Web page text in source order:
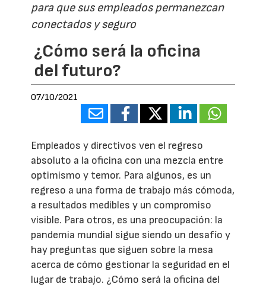
para que sus empleados permanezcan
conectados y seguro
¿Cómo será la oficina
del futuro?
07/10/2021
Empleados y directivos ven el regreso
absoluto a la oficina con una mezcla entre
optimismo y temor. Para algunos, es un
regreso a una forma de trabajo más cómoda,
a resultados medibles y un compromiso
visible. Para otros, es una preocupación: la
pandemia mundial sigue siendo un desafío y
hay preguntas que siguen sobre la mesa
acerca de cómo gestionar la seguridad en el
lugar de trabajo. ¿Cómo será la oficina del